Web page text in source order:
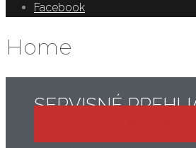
Facebook
Home
SERVISNÉ